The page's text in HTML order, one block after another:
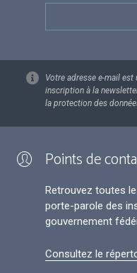
Votre adresse e-mail
inscription à la
la protection des
Points de
Retrouvez toutes
porte-parole des
gouvernement
Consultez le